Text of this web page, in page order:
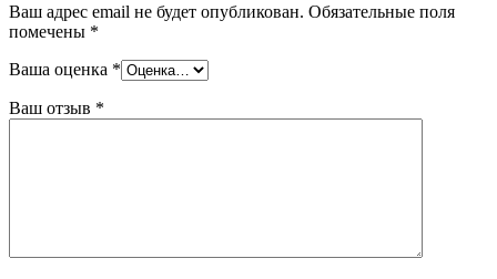
Ваш адрес email не будет опубликован. Обязательные поля
помечены *
Ваша оценка *
Ваш отзыв *